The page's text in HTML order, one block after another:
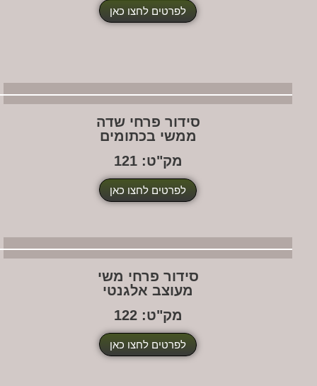
לפרטים לחצו כאן
סידור פרחי שדה
ממשי בכתומים
מק"ט: 121
לפרטים לחצו כאן
סידור פרחי משי
מעוצב אלגנטי
מק"ט: 122
לפרטים לחצו כאן